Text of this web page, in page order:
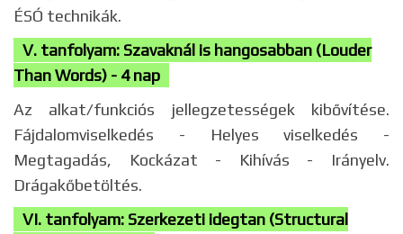
ÉSÓ technikák.
V. tanfolyam: Szavaknál is hangosabban (Louder
Than Words) - 4 nap
Az alkat/funkciós jellegzetességek kibővítése.
Fájdalomviselkedés - Helyes viselkedés -
Megtagadás, Kockázat - Kihívás - Irányelv.
Drágakőbetöltés.
VI. tanfolyam: Szerkezeti idegtan (Structural